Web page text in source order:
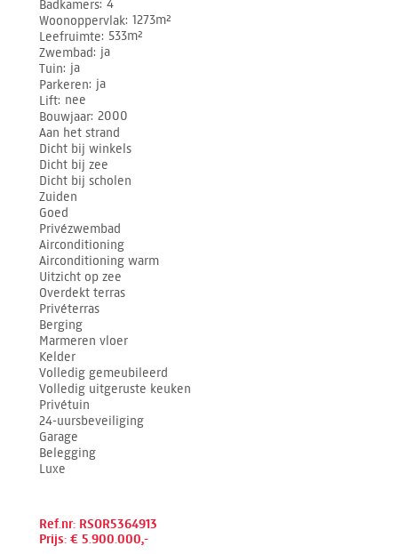
Badkamers 4
Woonoppervlak 1273m²
Leefruimte 533m²
Zwembad ja
Tuin ja
Parkeren ja
Lift nee
Bouwjaar 2000
Aan het strand
Dicht bij winkels
Dicht bij zee
Dicht bij scholen
Zuiden
Goed
Privézwembad
Airconditioning
Airconditioning warm
Uitzicht op zee
Overdekt terras
Privéterras
Berging
Marmeren vloer
Kelder
Volledig gemeubileerd
Volledig uitgeruste keuken
Privétuin
24-uursbeveiliging
Garage
Belegging
Luxe
Ref.nr: RSOR5364913
Prijs: € 5.900.000,-